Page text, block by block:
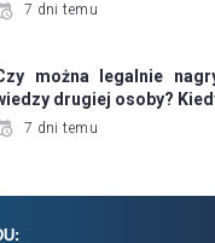
7 dni temu
można legalnie
drugiej osoby?
7 dni temu